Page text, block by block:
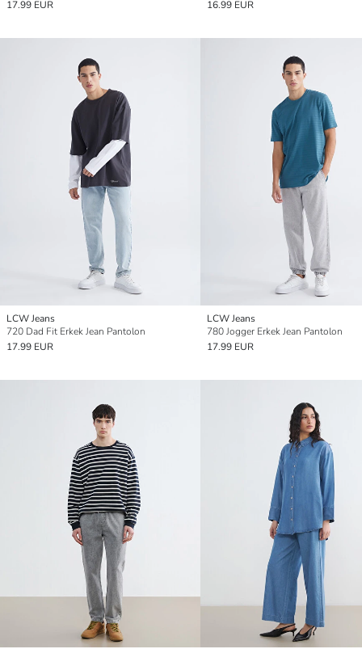
17.99 EUR 16.99 EUR
LCW Jeans
720 Dad Fit Erkek Jean Pantolon
17.99 EUR
LCW Jeans
780 Jogger Erkek Jean Pantolon
17.99 EUR